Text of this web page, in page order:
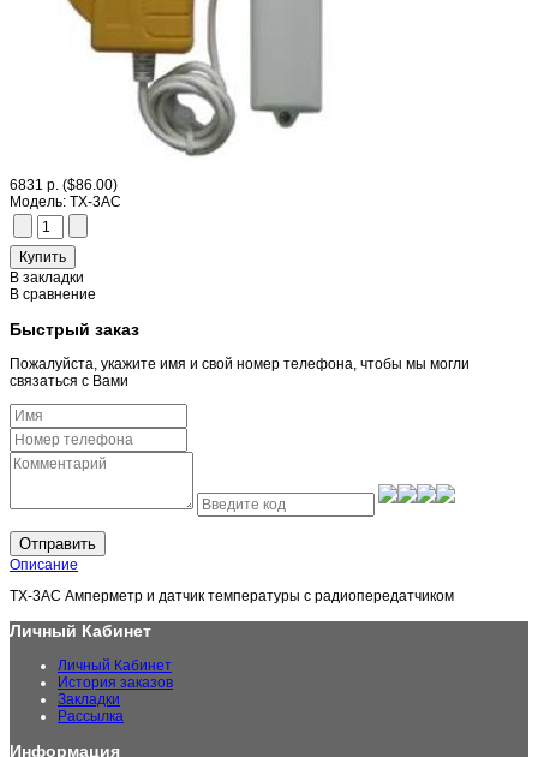
6831 р. ($86.00)
Модель: TX-3AC
В закладки
В сравнение
Быстрый заказ
Пожалуйста, укажите имя и свой номер телефона, чтобы мы могли
связаться с Вами
Отправить
Описание
TX-3AC Амперметр и датчик температуры с радиопередатчиком
Личный Кабинет
Личный Кабинет
История заказов
Закладки
Рассылка
Информация